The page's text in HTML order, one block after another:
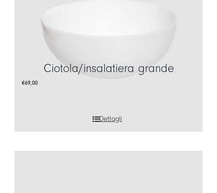
Ciotola/insalatiera grande
€69,00
Dettagli